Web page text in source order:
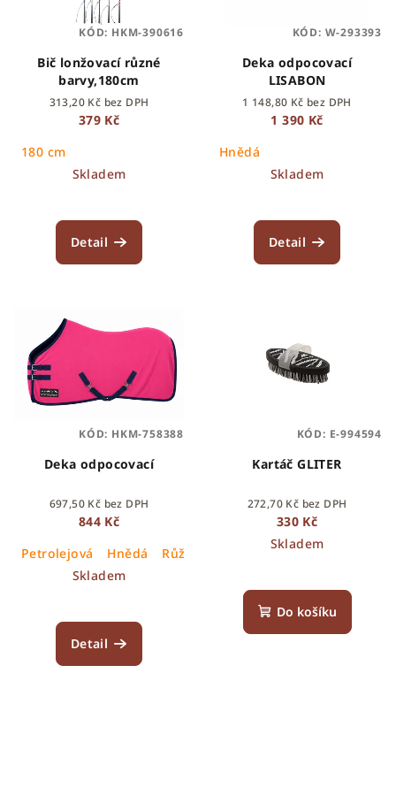
Bič lonžovací různé
barvy,180cm
313,20 Kč bez DPH
379 Kč
180 cm
Skladem
Detail
KÓD: HKM-390616
Deka odpocovací
LISABON
1 148,80 Kč bez DPH
1 390 Kč
Hnědá
Skladem
Detail
KÓD: W-293393
Deka odpocovací
697,50 Kč bez DPH
844 Kč
Petrolejová
Hnědá
Růžová
Skladem
Detail
KÓD: HKM-758388
Kartáč GLITER
272,70 Kč bez DPH
330 Kč
Skladem
Do košíku
KÓD: E-994594